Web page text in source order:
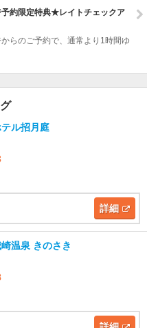
約限定特典★レイトチェックア
らのご予約で、通常より1時間ゆ
ル招月庭
詳細
温泉 きのさき